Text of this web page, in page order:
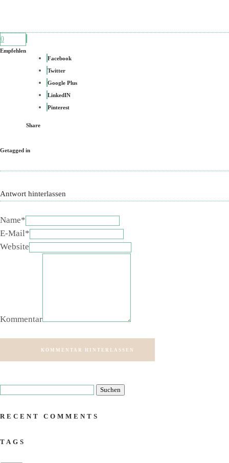
0
Empfehlen
Facebook
Twitter
Google Plus
LinkedIN
Pinterest
Share
Getagged in
Antwort hinterlassen
Name*
E-Mail*
Website
Kommentar
KOMMENTAR HINTERLASSEN
RECENT COMMENTS
TAGS